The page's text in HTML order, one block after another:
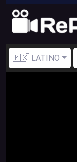
🇲🇽 LATINO